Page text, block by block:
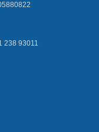
238 93011